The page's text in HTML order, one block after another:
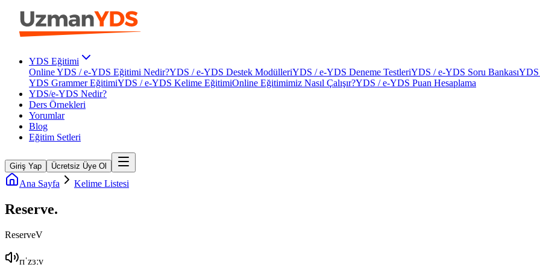
YDS Eğitimi
Online YDS / e-YDS Eğitimi Nedir?YDS / e-YDS Destek ModülleriYDS / e-YDS Deneme TestleriYDS / e-YDS Soru BankasıYDS
YDS Grammer EğitimiYDS / e-YDS Kelime EğitimiOnline Eğitimimiz Nasıl Çalışır?YDS / e-YDS Puan Hesaplama
YDS/e-YDS Nedir?
Ders Örnekleri
Yorumlar
Blog
Eğitim Setleri
Giriş Yap Ücretsiz Üye Ol
Ana Sayfa Kelime Listesi
Reserve.
ReserveV
rɪˈzɜːv